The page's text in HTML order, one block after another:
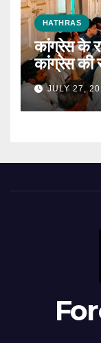
HATHRAS
कांग्रेस के
कांग्रेस की
JULY 27,